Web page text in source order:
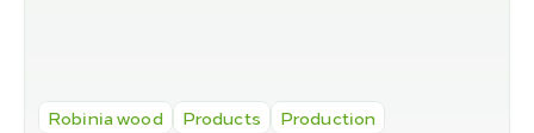
Robinia wood Products Production